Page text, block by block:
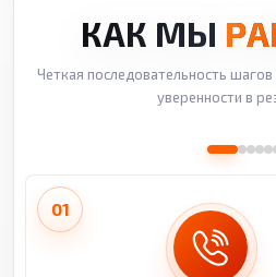
КАК МЫ
Четкая последовательность
уверенности в
01